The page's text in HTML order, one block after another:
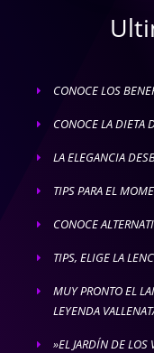
E CONOCE LOS
E CONOCE LA DIETA
E LA ELEGANCIA
E TIPS PARA EL
E CONOCE
E TIPS, ELIGE LA
E
MUY PRONTO EL
LEYENDA
E
»EL JARDÍN DE LOS